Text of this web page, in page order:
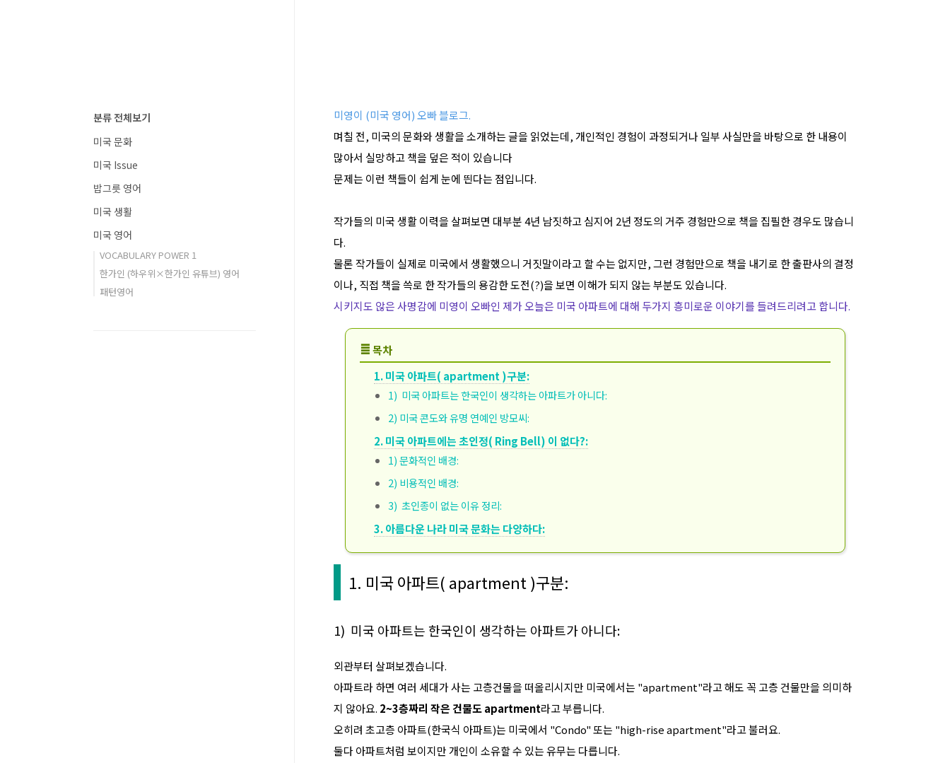
미영이 (미국 영어) 오빠 블로그.
며칠 전, 미국의 문화와 생활을 소개하는 글을 읽었는데, 개인적인 경험이 과정되거나 일부 사실만을 바탕으로 한 내용이
많아서 실망하고 책을 덮은 적이 있습니다
문제는 이런 책들이 쉽게 눈에 띈다는 점입니다.
작가들의 미국 생활 이력을 살펴보면 대부분 4년 남짓하고 심지어 2년 정도의 거주 경험만으로 책을 집필한 경우도 많습니
다.
물론 작가들이 실제로 미국에서 생활했으니 거짓말이라고 할 수는 없지만, 그런 경험만으로 책을 내기로 한 출판사의 결정
이나, 직접 책을 쓱로 한 작가들의 용감한 도전(?)을 보면 이해가 되지 않는 부분도 있습니다.
시키지도 않은 사명감에 미영이 오빠인 제가 오늘은 미국 아파트에 대해 두가지 흥미로운 이야기를 들려드리려고 합니다.
≣목차
1. 미국 아파트( apartment )구분:
1) 미국 아파트는 한국인이 생각하는 아파트가 아니다:
2) 미국 콘도와 유명 연예인 방모씨:
2. 미국 아파트에는 초인정( Ring Bell) 이 없다?:
1) 문화적인 배경:
2) 비용적인 배경:
3) 초인종이 없는 이유 정리:
3. 아름다운 나라 미국 문화는 다양하다:
1. 미국 아파트( apartment )구분:
1) 미국 아파트는 한국인이 생각하는 아파트가 아니다:
외관부터 살펴보겠습니다.
아파트라 하면 여러 세대가 사는 고층건물을 떠올리시지만 미국에서는 "apartment"라고 해도 꼭 고층 건물만을 의미하
지 않아요. 2~3층짜리 작은 건물도 apartment라고 부릅니다.
오히려 초고층 아파트(한국식 아파트)는 미국에서 "Condo" 또는 "high-rise apartment"라고 불러요.
둘다 아파트처럼 보이지만 개인이 소유할 수 있는 유무는 다릅니다.
분류 전체보기
미국 문화
미국 Issue
밥그릇 영어
미국 생활
미국 영어
VOCABULARY POWER 1
한가인 (하우위×한가인 유튜브) 영어
패턴영어